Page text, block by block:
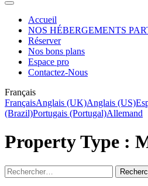
Accueil
NOS HÉBERGEMENTS
Réserver
Nos bons plans
Espace pro
Contactez-Nous
Français
FrançaisAnglais (UK)Anglais (US)
(Brazil)Portugais (Portugal)Allemand
Property Type :
Rechercher :